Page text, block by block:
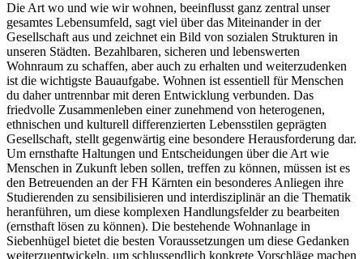
Die Art wo und wie wir wohnen, beeinflusst ganz zentral unser
gesamtes Lebensumfeld, sagt viel über das Miteinander in der
Gesellschaft aus und zeichnet ein Bild von sozialen Strukturen in
unseren Städten. Bezahlbaren, sicheren und lebenswerten
Wohnraum zu schaffen, aber auch zu erhalten und weiterzudenken
ist die wichtigste Bauaufgabe. Wohnen ist essentiell für Menschen
du daher untrennbar mit deren Entwicklung verbunden. Das
friedvolle Zusammenleben einer zunehmend von heterogenen,
ethnischen und kulturell differenzierten Lebensstilen geprägten
Gesellschaft, stellt gegenwärtig eine besondere Herausforderung dar.
Um ernsthafte Haltungen und Entscheidungen über die Art wie
Menschen in Zukunft leben sollen, treffen zu können, müssen ist es
den Betreuenden an der FH Kärnten ein besonderes Anliegen ihre
Studierenden zu sensibilisieren und interdisziplinär an die Thematik
heranführen, um diese komplexen Handlungsfelder zu bearbeiten
(ernsthaft lösen zu können). Die bestehende Wohnanlage in
Siebenhügel bietet die besten Voraussetzungen um diese Gedanken
weiterzuentwickeln, um schlussendlich konkrete Vorschläge machen